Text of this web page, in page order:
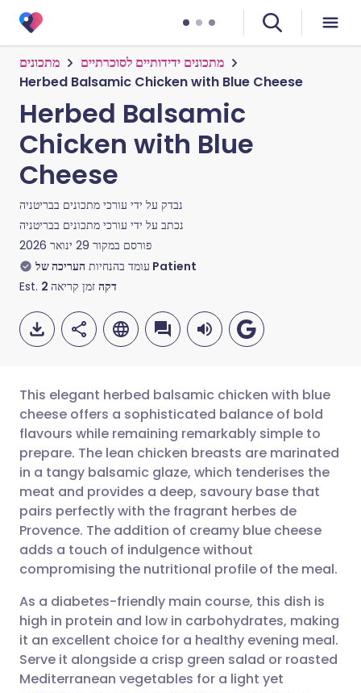
מתכונים
מתכונים ידידותיים לסוכרתיים
Herbed Balsamic Chicken with Blue Cheese
Herbed Balsamic
Chicken with Blue
Cheese
נבדק על ידי עורכי מתכונים בבריטניה
נכתב על ידי עורכי מתכונים בבריטניה
פורסם במקור 29 ינואר 2026
עומד בהנחיות העריכה של Patient
Est. 2 דקה זמן קריאה
שתף דרך אימייל
שתף דרך פייסבוק
שתף דרך לינקדאין
שתף דרך X
שתף דרך WhatsApp
העתק קישור
🇬🇧 English 🇩🇪 Deutsch
🇪🇸 Español 🇫🇷 Français
🇮🇹 Italiano 🇵🇹
🇮🇳 हिन्दी 🇮🇱 עברית
🇸🇦 عربي 🇸🇪 Svenska
This elegant herbed balsamic chicken with blue
cheese offers a sophisticated balance of bold
flavours while remaining remarkably simple to
prepare. The lean chicken breasts are marinated
in a tangy balsamic glaze, which tenderises the
meat and provides a deep, savoury base that
pairs perfectly with the fragrant herbes de
Provence. The addition of creamy blue cheese
adds a touch of indulgence without
compromising the nutritional profile of the meal.
As a diabetes-friendly main course, this dish is
high in protein and low in carbohydrates, making
it an excellent choice for a healthy evening meal.
Serve it alongside a crisp green salad or roasted
Mediterranean vegetables for a light yet